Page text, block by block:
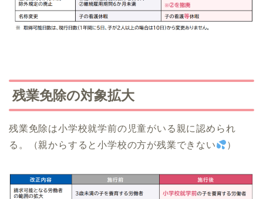
残業免除の対象拡大
残業免除は小学校就学前の児童がいる親に認められ
る。（親からすると小学校の方が残業できない
）